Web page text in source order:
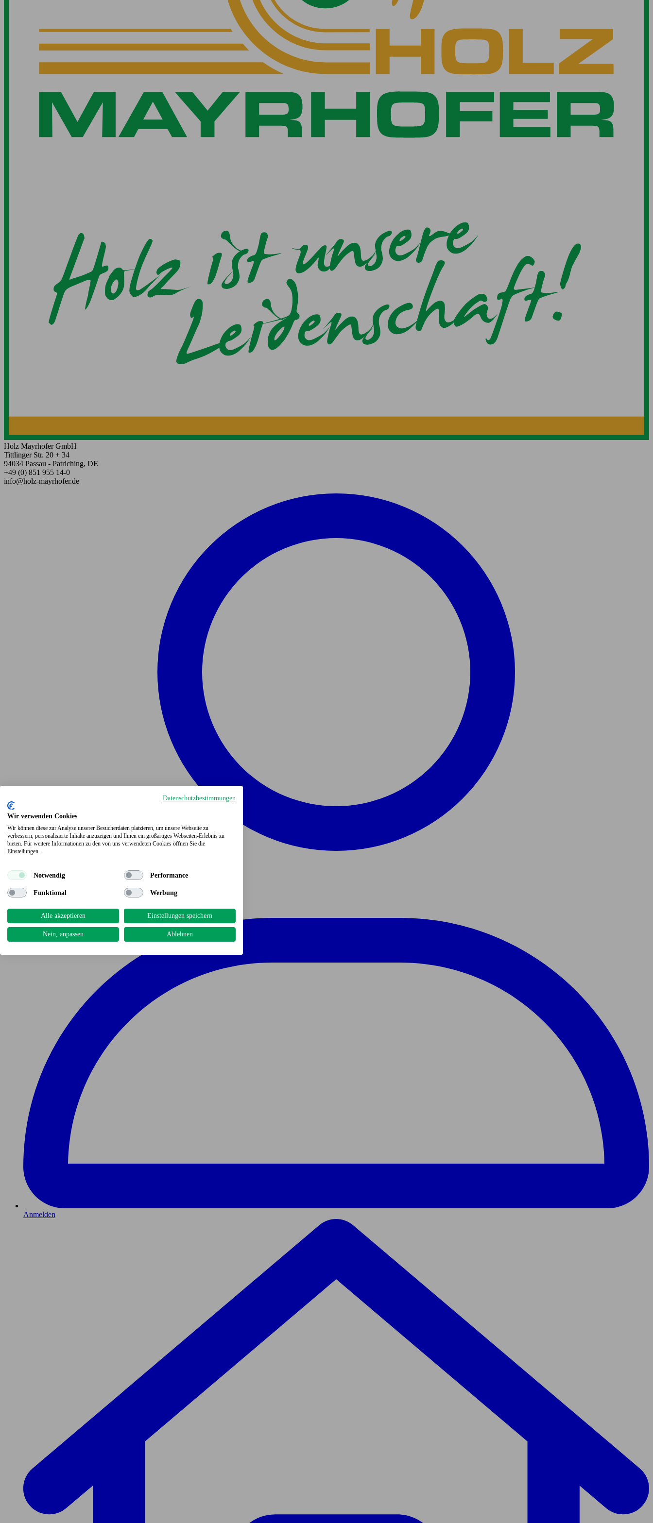
Holz Mayrhofer GmbH
Tittlinger Str. 20 + 34
94034 Passau - Patriching, DE
+49 (0) 851 955 14-0
info@holz-mayrhofer.de
Anmelden
Datenschutzbestimmungen
Wir verwenden Cookies
Wir können diese zur Analyse unserer Besucherdaten platzieren, um unsere Webseite zu
verbessern, personalisierte Inhalte anzuzeigen und Ihnen ein großartiges Webseiten-Erlebnis zu
bieten. Für weitere Informationen zu den von uns verwendeten Cookies öffnen Sie die
Einstellungen.
Notwendig Performance
Funktional Werbung
Alle akzeptieren Einstellungen speichern
Nein, anpassen Ablehnen